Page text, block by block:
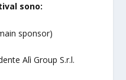
sono:
sponsor)
Alì Group S.r.l.